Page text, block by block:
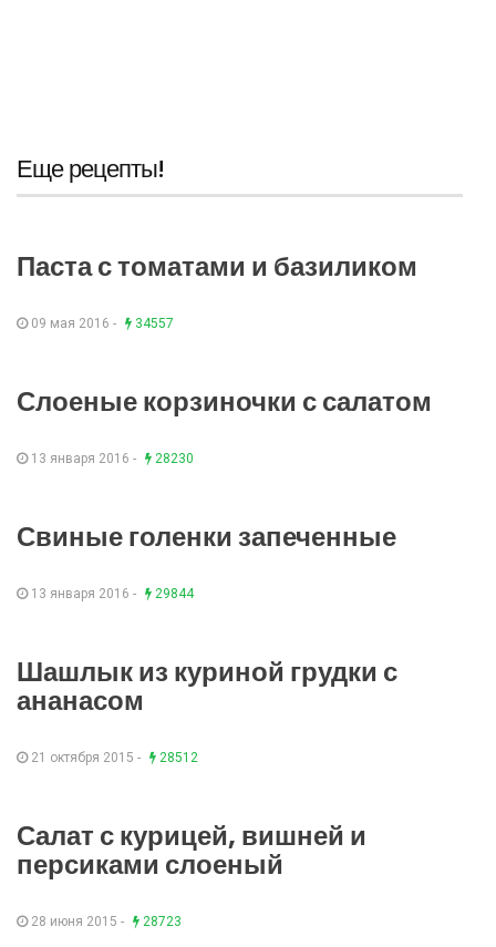
Еще рецепты!
Паста с томатами и базиликом
09 мая 2016 - 34557
Слоеные корзиночки с салатом
13 января 2016 - 28230
Свиные голенки запеченные
13 января 2016 - 29844
Шашлык из куриной грудки с
ананасом
21 октября 2015 - 28512
Салат с курицей, вишней и
персиками слоеный
28 июня 2015 - 28723